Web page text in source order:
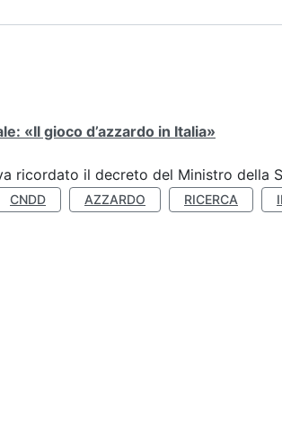
«Il gioco d’azzardo in Italia»
ricordato il decreto del Ministro della
CNDD AZZARDO RICERCA